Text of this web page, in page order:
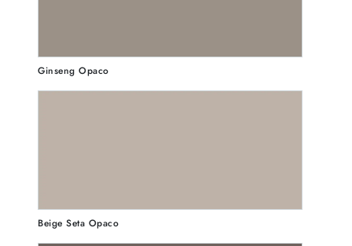
Ginseng Opaco
Beige Seta Opaco